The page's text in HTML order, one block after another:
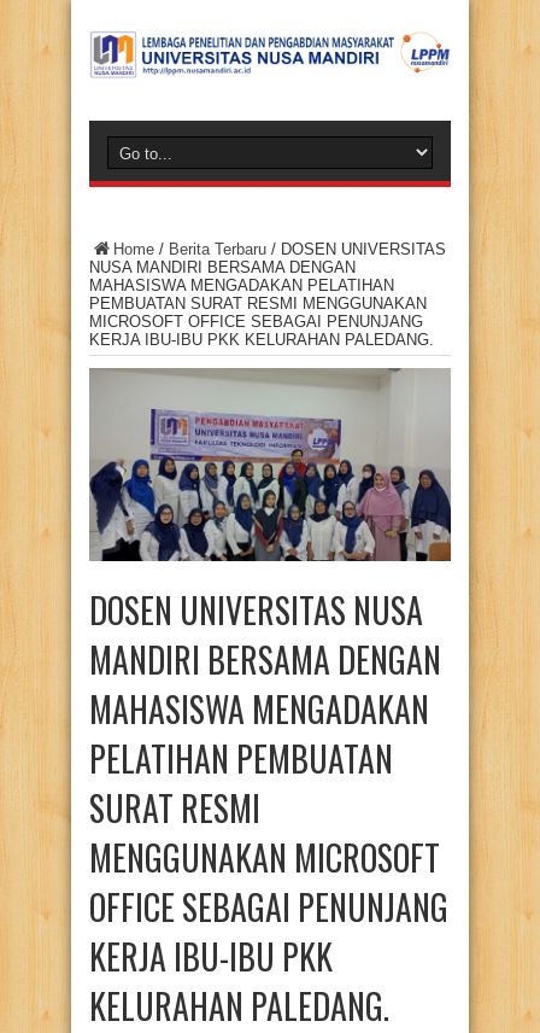
Home / Berita Terbaru / DOSEN UNIVERSITAS
NUSA MANDIRI BERSAMA DENGAN
MAHASISWA MENGADAKAN PELATIHAN
PEMBUATAN SURAT RESMI MENGGUNAKAN
MICROSOFT OFFICE SEBAGAI PENUNJANG
KERJA IBU-IBU PKK KELURAHAN PALEDANG.
DOSEN UNIVERSITAS NUSA
MANDIRI BERSAMA DENGAN
MAHASISWA MENGADAKAN
PELATIHAN PEMBUATAN
SURAT RESMI
MENGGUNAKAN MICROSOFT
OFFICE SEBAGAI PENUNJANG
KERJA IBU-IBU PKK
KELURAHAN PALEDANG.